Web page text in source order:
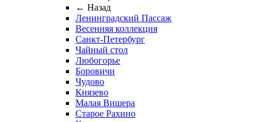
← Назад
Ленинградский Пассаж
Весенняя коллекция
Санкт-Петербург
Чайный стол
Любогорье
Боровичи
Чудово
Князево
Малая Вишера
Старое Рахино